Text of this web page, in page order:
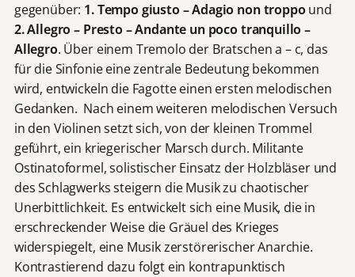
gegenüber: 1. Tempo giusto – Adagio non troppo und
2. Allegro – Presto – Andante un poco tranquillo –
Allegro. Über einem Tremolo der Bratschen a – c, das
für die Sinfonie eine zentrale Bedeutung bekommen
wird, entwickeln die Fagotte einen ersten melodischen
Gedanken. Nach einem weiteren melodischen Versuch
in den Violinen setzt sich, von der kleinen Trommel
geführt, ein kriegerischer Marsch durch. Militante
Ostinatoformel, solistischer Einsatz der Holzbläser und
des Schlagwerks steigern die Musik zu chaotischer
Unerbittlichkeit. Es entwickelt sich eine Musik, die in
erschreckender Weise die Gräuel des Krieges
widerspiegelt, eine Musik zerstörerischer Anarchie.
Kontrastierend dazu folgt ein kontrapunktisch